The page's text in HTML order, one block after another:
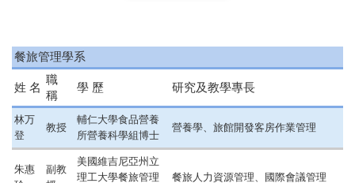
餐旅管理學系
姓 名
職
稱
學 歷 研究及教學專長
林万
登
教授
輔仁大學食品營養
所營養科學組博士
營養學、旅館開發客房作業管理
朱惠
副教
美國維吉尼亞州立
理工大學餐旅管理
餐旅人力資源管理、國際會議管理